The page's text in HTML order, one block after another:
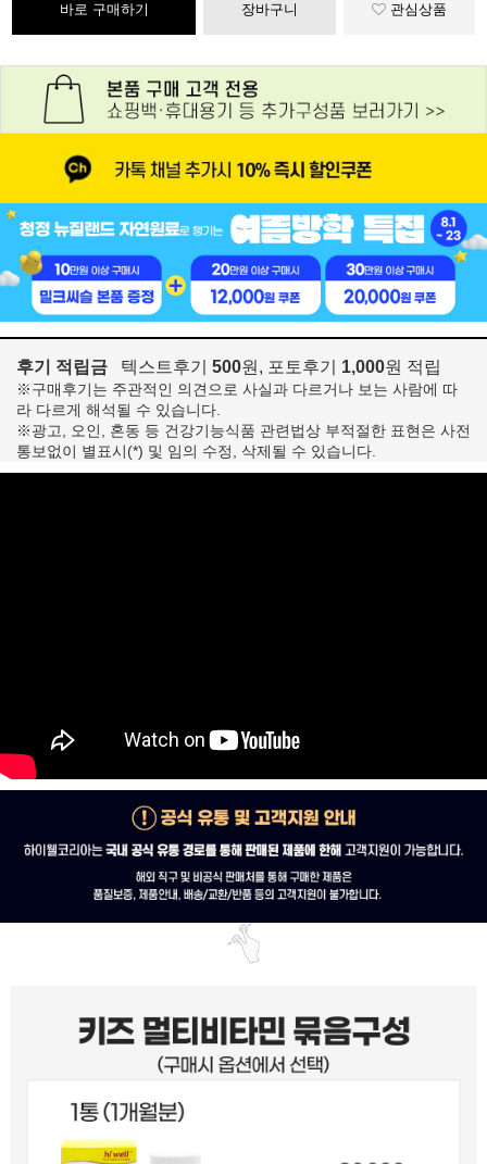
바로 구매하기 장바구니 관심상품
후기 적립금 텍스트후기 500원, 포토후기 1,000원 적립
※구매후기는 주관적인 의견으로 사실과 다르거나 보는 사람에 따
라 다르게 해석될 수 있습니다.
※광고, 오인, 혼동 등 건강기능식품 관련법상 부적절한 표현은 사전
통보없이 별표시(*) 및 임의 수정, 삭제될 수 있습니다.